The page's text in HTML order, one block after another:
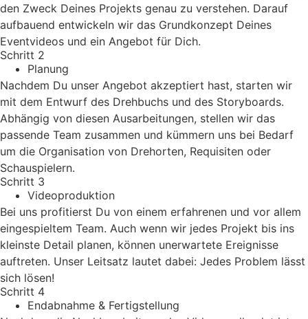
den Zweck Deines Projekts genau zu verstehen. Darauf
aufbauend entwickeln wir das Grundkonzept Deines
Eventvideos und ein Angebot für Dich.
Schritt 2
Planung
Nachdem Du unser Angebot akzeptiert hast, starten wir
mit dem Entwurf des Drehbuchs und des Storyboards.
Abhängig von diesen Ausarbeitungen, stellen wir das
passende Team zusammen und kümmern uns bei Bedarf
um die Organisation von Drehorten, Requisiten oder
Schauspielern.
Schritt 3
Videoproduktion
Bei uns profitierst Du von einem erfahrenen und vor allem
eingespieltem Team. Auch wenn wir jedes Projekt bis ins
kleinste Detail planen, können unerwartete Ereignisse
auftreten. Unser Leitsatz lautet dabei: Jedes Problem lässt
sich lösen!
Schritt 4
Endabnahme & Fertigstellung